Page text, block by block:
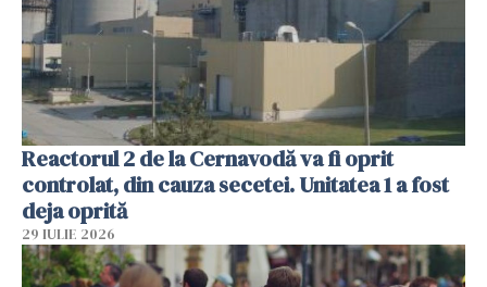
Reactorul 2 de la Cernavodă va fi oprit
controlat, din cauza secetei. Unitatea 1 a fost
deja oprită
29 IULIE 2026